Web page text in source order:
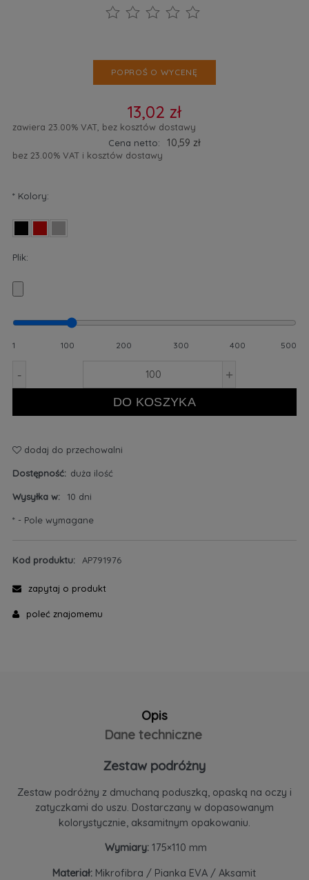
POPROŚ O WYCENĘ
13,02 zł
zawiera 23.00% VAT, bez kosztów dostawy
Cena netto:
10,59 zł
bez 23.00% VAT i kosztów dostawy
* Kolory:
Plik:
1 100 200 300 400 500
- +
DO KOSZYKA
dodaj do przechowalni
Dostępność: duża ilość
Wysyłka w: 10 dni
* - Pole wymagane
Kod produktu: AP791976
zapytaj o produkt
poleć znajomemu
Opis
Dane techniczne
Zestaw podróżny
Zestaw podróżny z dmuchaną poduszką, opaską na oczy i
zatyczkami do uszu. Dostarczany w dopasowanym
kolorystycznie, aksamitnym opakowaniu.
Wymiary: 175×110 mm
Materiał: Mikrofibra / Pianka EVA / Aksamit